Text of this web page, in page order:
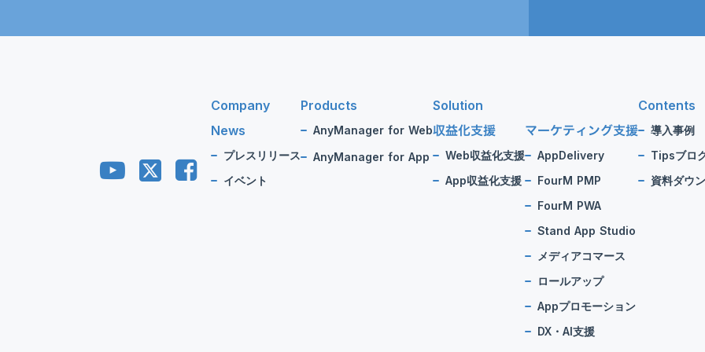
Company
News
プレスリリース
イベント
Products
AnyManager for Web
AnyManager for App
Solution
収益化支援
Web収益化支援
App収益化支援
マーケティング支援
AppDelivery
FourM PMP
FourM PWA
Stand App Studio
メディアコマース
ロールアップ
Appプロモーション
DX・AI支援
Contents
導入事例
Tipsブロ
資料ダウ